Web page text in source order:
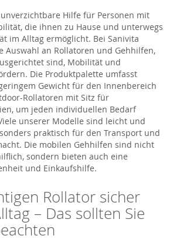
Hilfe für Personen mit
die ihnen zu Hause und unterwegs
im Alltag ermöglicht. Bei Sanivita
Auswahl an Rollatoren und Gehhilfen,
sind, Mobilität und
Die Produktpalette umfasst
Gewicht für den Innenbereich
Rollatoren mit Sitz für
um jeden individuellen Bedarf
unserer Modelle sind leicht und
praktisch für den Transport und
Die mobilen Gehhilfen sind nicht
sondern bieten auch eine
und Einkaufshilfe.
Rollator sicher
– Das sollten Sie